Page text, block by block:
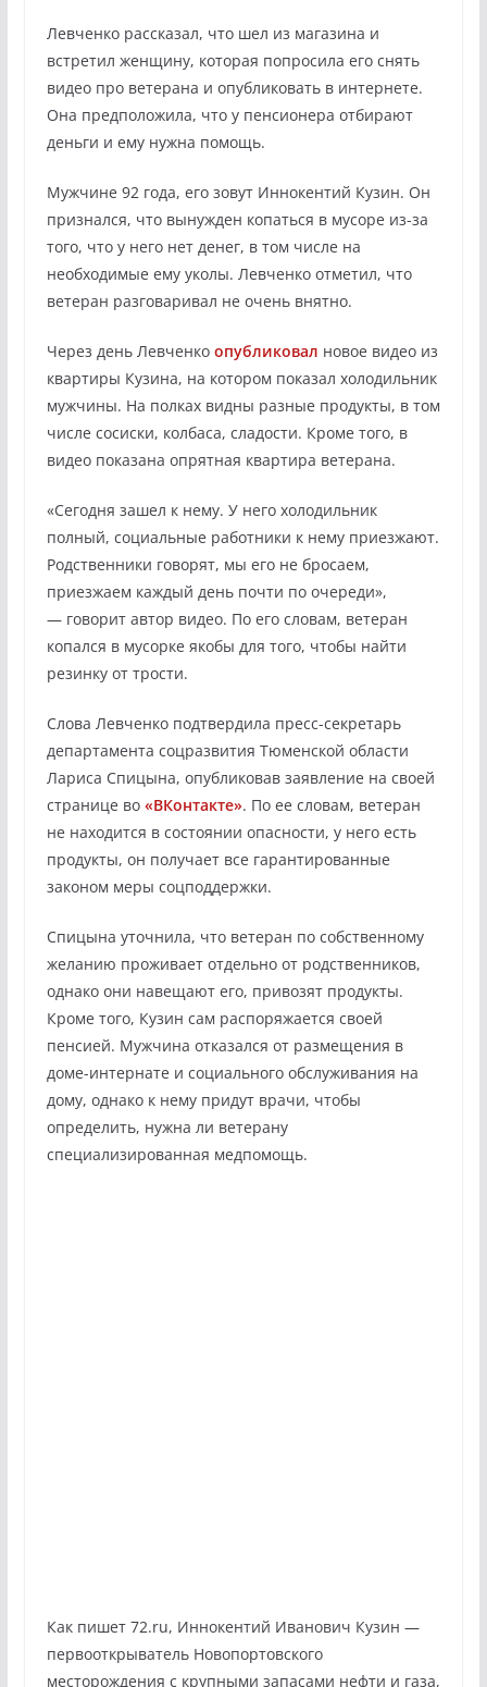
Левченко рассказал, что шел из магазина и
встретил женщину, которая попросила его снять
видео про ветерана и опубликовать в интернете.
Она предположила, что у пенсионера отбирают
деньги и ему нужна помощь.
Мужчине 92 года, его зовут Иннокентий Кузин. Он
признался, что вынужден копаться в мусоре из-за
того, что у него нет денег, в том числе на
необходимые ему уколы. Левченко отметил, что
ветеран разговаривал не очень внятно.
Через день Левченко опубликовал новое видео из
квартиры Кузина, на котором показал холодильник
мужчины. На полках видны разные продукты, в том
числе сосиски, колбаса, сладости. Кроме того, в
видео показана опрятная квартира ветерана.
«Сегодня зашел к нему. У него холодильник
полный, социальные работники к нему приезжают.
Родственники говорят, мы его не бросаем,
приезжаем каждый день почти по очереди»,
— говорит автор видео. По его словам, ветеран
копался в мусорке якобы для того, чтобы найти
резинку от трости.
Слова Левченко подтвердила пресс-секретарь
департамента соцразвития Тюменской области
Лариса Спицына, опубликовав заявление на своей
странице во «ВКонтакте». По ее словам, ветеран
не находится в состоянии опасности, у него есть
продукты, он получает все гарантированные
законом меры соцподдержки.
Спицына уточнила, что ветеран по собственному
желанию проживает отдельно от родственников,
однако они навещают его, привозят продукты.
Кроме того, Кузин сам распоряжается своей
пенсией. Мужчина отказался от размещения в
доме-интернате и социального обслуживания на
дому, однако к нему придут врачи, чтобы
определить, нужна ли ветерану
специализированная медпомощь.
Как пишет 72.ru, Иннокентий Иванович Кузин —
первооткрыватель Новопортовского
месторождения с крупными запасами нефти и газа,